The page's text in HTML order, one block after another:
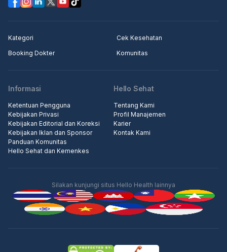
Kategori
Cek Kesehatan
Booking Dokter
Komunitas
Informasi
Ketentuan Pengguna
Kebijakan Privasi
Kebijakan Editorial dan Koreksi
Kebijakan Iklan dan Sponsor
Panduan Komunitas
Hello Sehat dan Kemenkes
Hello Sehat
Tentang Kami
Profil Manajemen
Karier
Kontak Kami
Silakan kunjungi situs Hello Health lainnya